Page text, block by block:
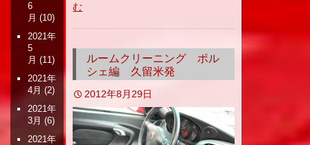
む
ルームクリーニング ポル
シェ編 久留米発
2012年8月29日
6
月 (10)
2021年
5
月 (11)
2021年
4月 (2)
2021年
3月 (6)
2021年